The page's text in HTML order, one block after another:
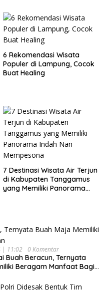
6 Rekomendasi Wisata
Populer di Lampung, Cocok
Buat Healing
7 Destinasi Wisata Air Terjun
di Kabupaten Tanggamus
yang Memiliki Panorama
| 11:02 0 Komentar
Buah Beracun, Ternyata
Beragam Manfaat Bagi